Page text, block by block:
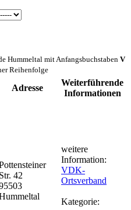
Hummeltal mit Anfangsbuchstaben V
Reihenfolge
Adresse
Weiterführende
Informationen
Str. 42
weitere
Information:
VDK-
Ortsverband
Kategorie: